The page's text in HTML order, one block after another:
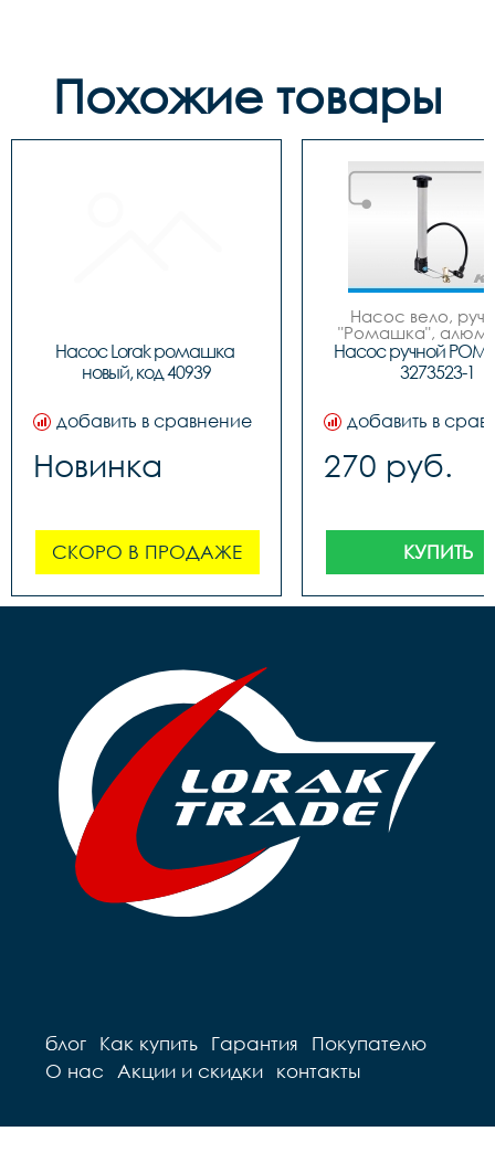
Похожие товары
Насос Lorak ромашка
новый, код 40939
добавить в сравнение
Новинка
СКОРО В ПРОДАЖЕ
Насос вело,
"Ромашка",
обратным
штоком, шланг
Насос ручной
3273523-1
добавить в
270 руб.
КУПИТЬ
блог Как купить Гарантия
Покупателю
О нас
Акции и скидки контакты